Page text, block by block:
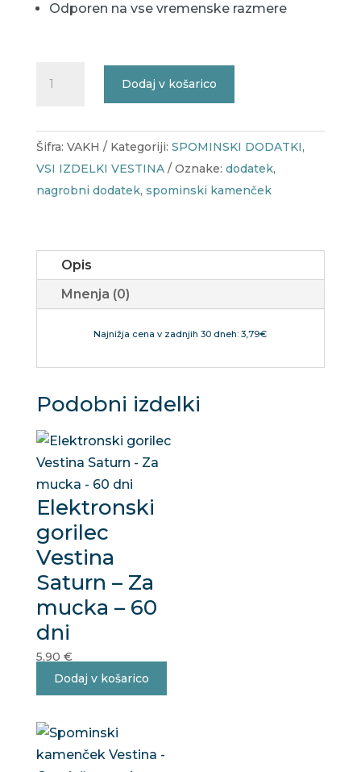
Odporen na vse vremenske razmere
-
Dodaj v košarico
Šifra: VAKH Kategoriji: SPOMINSKI DODATKI,
VSI IZDELKI VESTINA
Oznake: dodatek,
nagrobni dodatek, spominski kamenček
Opis
Mnenja (0)
Najnižja cena v zadnjih 30 dneh: 3,79€
Podobni izdelki
Elektronski
gorilec
Vestina
Saturn – Za
mucka – 60
dni
5,90 €
Dodaj v košarico